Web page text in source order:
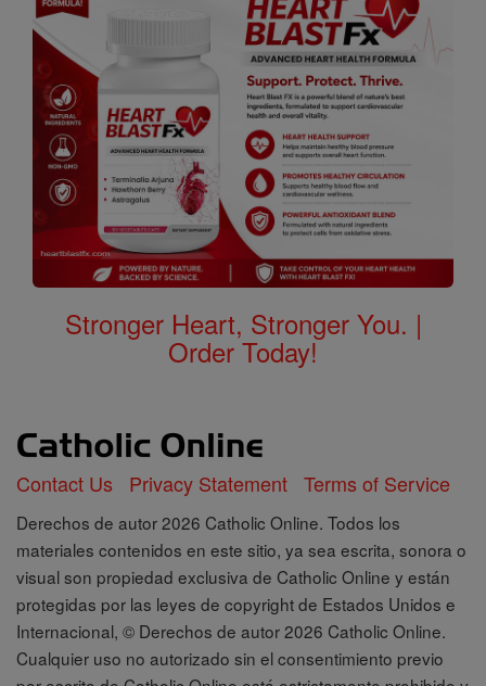
Stronger Heart, Stronger You. |
Order Today!
Contact Us Privacy Statement Terms of Service
Derechos de autor 2026 Catholic Online. Todos los
materiales contenidos en este sitio, ya sea escrita, sonora o
visual son propiedad exclusiva de Catholic Online y están
protegidas por las leyes de copyright de Estados Unidos e
Internacional, © Derechos de autor 2026 Catholic Online.
Cualquier uso no autorizado sin el consentimiento previo